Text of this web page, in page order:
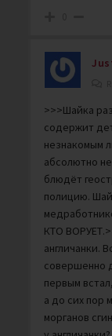
>>>Шайка
содержит
незнакомым
абсолютно
блюдёт
полицию.
КТО
англичанки.
совершенно
первым
а до сих пор
морганов